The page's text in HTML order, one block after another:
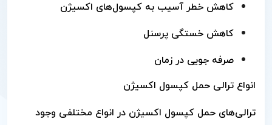
کاهش خطر آسیب به کپسول‌های اکسیژن
کاهش خستگی پرسنل
صرفه جویی در زمان
انواع ترالی حمل کپسول اکسیژن
ترالی‌های حمل کپسول اکسیژن در انواع مختلفی وجود